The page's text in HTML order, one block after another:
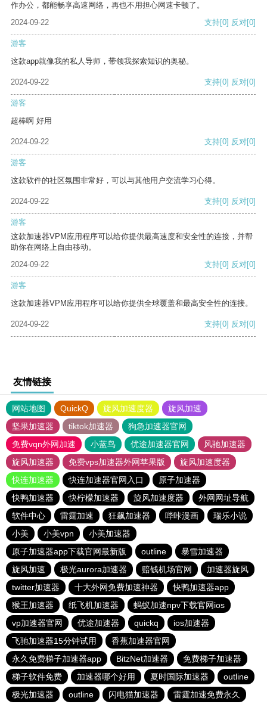
作办公，都能畅享高速网络，再也不用担心网速卡顿了。
2024-09-22
支持[0] 反对[0]
游客
这款app就像我的私人导师，带领我探索知识的奥秘。
2024-09-22 支持[0] 反对[0]
游客
超棒啊 好用
2024-09-22 支持[0] 反对[0]
游客
这款软件的社区氛围非常好，可以与其他用户交流学习心得。
2024-09-22 支持[0] 反对[0]
游客
这款加速器VPM应用程序可以给你提供最高速度和安全性的连接，并帮
助你在网络上自由移动。
2024-09-22
支持[0] 反对[0]
游客
这款加速器VPM应用程序可以给你提供全球覆盖和最高安全性的连接。
2024-09-22 支持[0] 反对[0]
友情链接
网站地图 QuickQ 旋风加速度器
旋风加速
坚果加速器
tiktok加速器
狗急加速器官网
免费vqn外网加速
小蓝鸟 优途加速器官网
风驰加速器
旋风加速器
免费vps加速器外网苹果版
旋风加速度器
快连加速器
快连加速器官网入口
原子加速器
快鸭加速器
快柠檬加速器 旋风加速度器
外网网址导航
软件中心
雷霆加速 狂飙加速器 哔咔漫画
瑞乐小说
小美
小美vpn
小美加速器
原子加速器app下载官网最新版
outline
暴雪加速器
旋风加速
极光aurora加速器 赔钱机场官网
加速器旋风
twitter加速器
十大外网免费加速神器
快鸭加速器app
猴王加速器
纸飞机加速器
蚂蚁加速npv下载官网ios
vp加速器官网
优途加速器 quickq
ios加速器
飞驰加速器15分钟试用
香蕉加速器官网
永久免费梯子加速器app
BitzNet加速器
免费梯子加速器
梯子软件免费
加速器哪个好用 夏时国际加速器
outline
极光加速器
outline 闪电猫加速器 雷霆加速免费永久